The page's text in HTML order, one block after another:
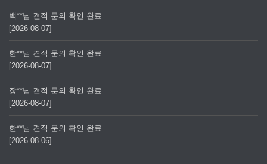
백**님 견적 문의 확인 완료
[2026-08-07]
한**님 견적 문의 확인 완료
[2026-08-07]
장**님 견적 문의 확인 완료
[2026-08-07]
한**님 견적 문의 확인 완료
[2026-08-06]